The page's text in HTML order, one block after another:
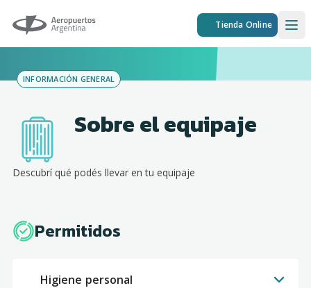
Aeropuertos Argentina Tienda Online
INFORMACIÓN GENERAL
Sobre el equipaje
Descubrí qué podés llevar en tu equipaje
Permitidos
Higiene personal